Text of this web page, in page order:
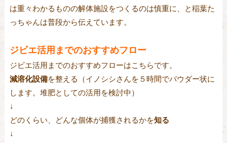
は重々わかるものの解体施設をつくるのは慎重に、と稲葉た
っちゃんは普段から伝えています。
ジビエ活用までのおすすめフロー
ジビエ活用までのおすすめフローはこちらです。
減溶化設備を整える（イノシシさんを５時間でパウダー状に
します。堆肥としての活用を検討中）
↓
どのくらい、どんな個体が捕獲されるかを知る
↓